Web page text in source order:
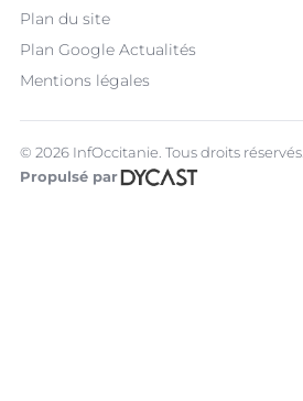
Plan du site
Plan Google Actualités
Mentions légales
© 2026 InfOccitanie. Tous droits réservés.
Propulsé par